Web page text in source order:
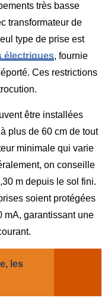
très basse
transformateur de
type de prise est
électriques, fournie
Ces restrictions
être installées
plus de 60 cm de tout
minimale qui varie
on conseille
m depuis le sol fini.
soient protégées
mA, garantissant une
les